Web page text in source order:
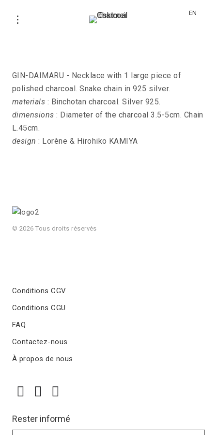
EN
GIN-DAIMARU - Necklace with 1 large piece of
polished charcoal. Snake chain in 925 silver.
materials : Binchotan charcoal. Silver 925.
dimensions : Diameter of the charcoal 3.5-5cm. Chain
L.45cm.
design : Lorène & Hirohiko KAMIYA
© 2026 Tous droits réservés
Conditions CGV
Conditions CGU
FAQ
Contactez-nous
À propos de nous
Rester informé